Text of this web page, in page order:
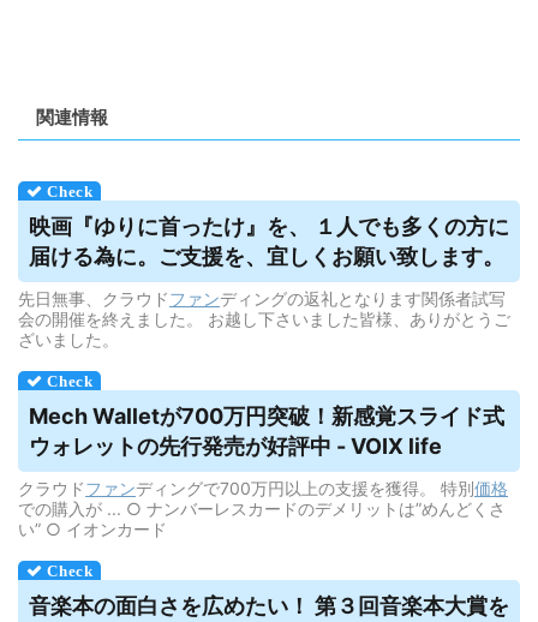
関連情報
映画『ゆりに首ったけ』を、 １人でも多くの方に
届ける為に。ご支援を、宜しくお願い致します。
先日無事、クラウドファンディングの返礼となります関係者試写
会の開催を終えました。 お越し下さいました皆様、ありがとうご
ざいました。
Mech Walletが700万円突破！新感覚スライド式
ウォレットの先行発売が好評中 - VOIX life
クラウドファンディングで700万円以上の支援を獲得。 特別価格
での購入が ... ○ ナンバーレスカードのデメリットは”めんどくさ
い” ○ イオンカード
音楽本の面白さを広めたい！ 第３回音楽本大賞を